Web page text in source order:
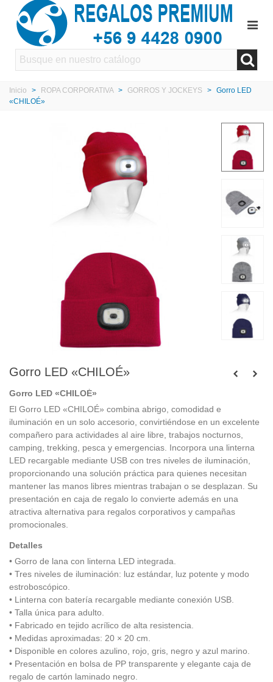
Inicio > ROPA CORPORATIVA > GORROS Y JOCKEYS > Gorro LED
«CHILOÉ»
Gorro LED «CHILOÉ»
Gorro LED «CHILOÉ»
El Gorro LED «CHILOÉ» combina abrigo, comodidad e
iluminación en un solo accesorio, convirtiéndose en un excelente
compañero para actividades al aire libre, trabajos nocturnos,
camping, trekking, pesca y emergencias. Incorpora una linterna
LED recargable mediante USB con tres niveles de iluminación,
proporcionando una solución práctica para quienes necesitan
mantener las manos libres mientras trabajan o se desplazan. Su
presentación en caja de regalo lo convierte además en una
atractiva alternativa para regalos corporativos y campañas
promocionales.
Detalles
• Gorro de lana con linterna LED integrada.
• Tres niveles de iluminación: luz estándar, luz potente y modo
estroboscópico.
• Linterna con batería recargable mediante conexión USB.
• Talla única para adulto.
• Fabricado en tejido acrílico de alta resistencia.
• Medidas aproximadas: 20 × 20 cm.
• Disponible en colores azulino, rojo, gris, negro y azul marino.
• Presentación en bolsa de PP transparente y elegante caja de
regalo de cartón laminado negro.